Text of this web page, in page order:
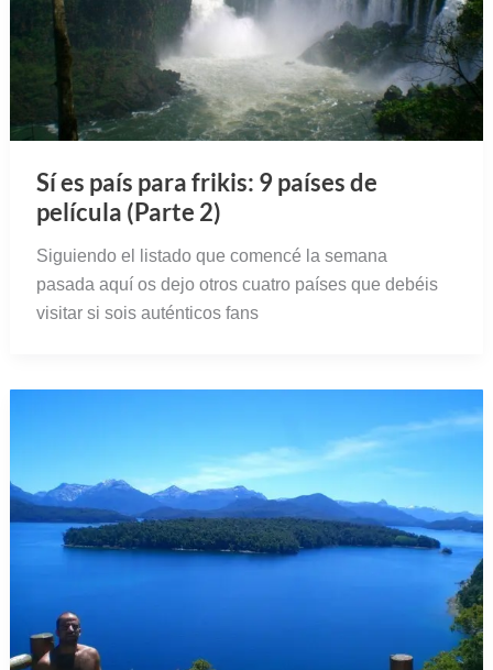
Sí es país para frikis: 9 países de
película (Parte 2)
Siguiendo el listado que comencé la semana
pasada aquí os dejo otros cuatro países que debéis
visitar si sois auténticos fans